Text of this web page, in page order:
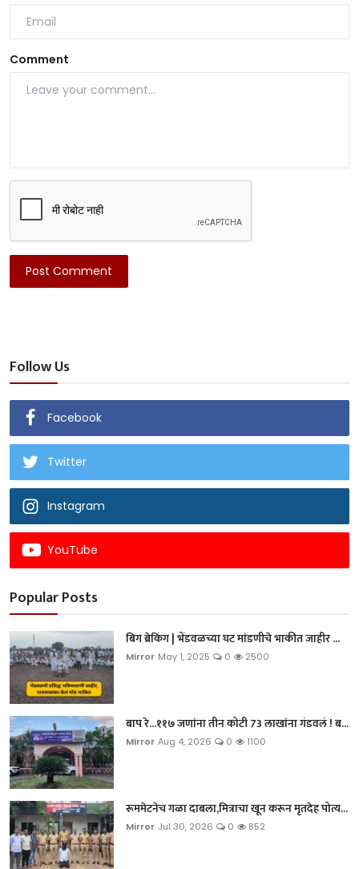
Comment
Post Comment
Follow Us
Facebook
Twitter
Instagram
YouTube
Popular Posts
बिग ब्रेकिंग | भेंडवळच्या घट मांडणीचे भाकीत जाहीर ...
Mirror May 1, 2025 0 2500
बाप रे...११७ जणांना तीन कोटी 73 लाखांना गंडवलं ! ब...
Mirror Aug 4, 2026 0 1100
रूममेटनेच गळा दाबला,मित्राचा खून करून मृतदेह पोत्य...
Mirror Jul 30, 2026 0 852